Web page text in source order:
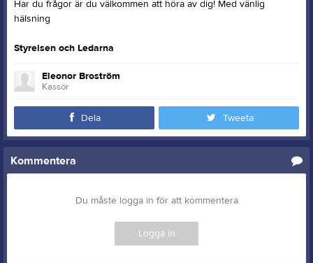
Har du frågor är du välkommen att höra av dig! Med vänlig
hälsning
Styrelsen och Ledarna
Eleonor Broström
Kassör
Dela Tweeta
Kommentera
Du måste logga in för att kommentera
Logga in